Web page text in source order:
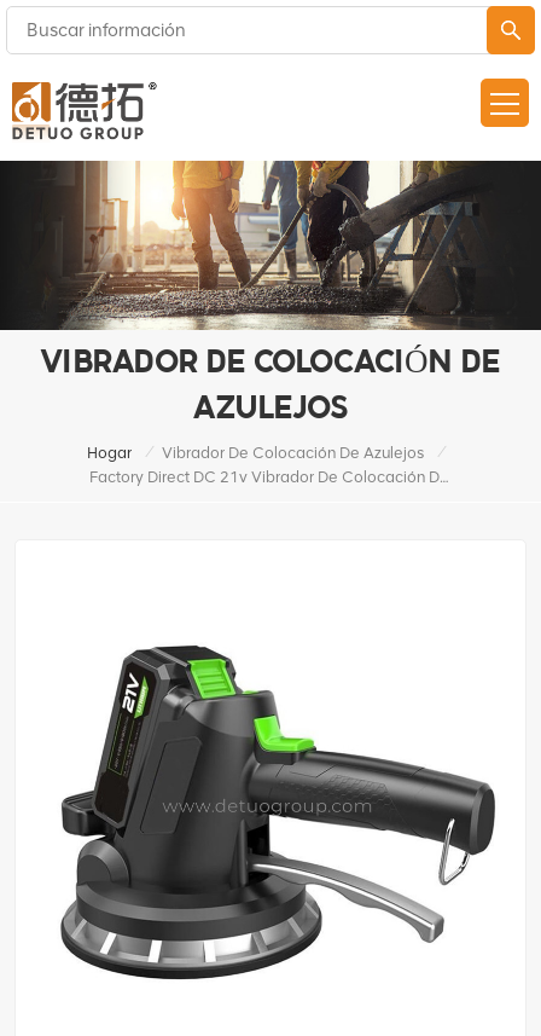
VIBRADOR DE COLOCACIÓN DE
AZULEJOS
Hogar / Vibrador De Colocación De Azulejos
/
Factory Direct DC 21v Vibrador De Colocación De Baldosas De Cerámica